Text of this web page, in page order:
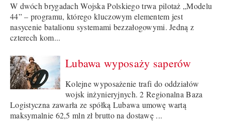
W dwóch brygadach Wojska Polskiego trwa pilotaż „Modelu
44” – programu, którego kluczowym elementem jest
nasycenie batalionu systemami bezzałogowymi. Jedną z
czterech kom...
Lubawa wyposaży saperów
Kolejne wyposażenie trafi do oddziałów
wojsk inżynieryjnych. 2 Regionalna Baza
Logistyczna zawarła ze spółką Lubawa umowę wartą
maksymalnie 62,5 mln zł brutto na dostawę ...